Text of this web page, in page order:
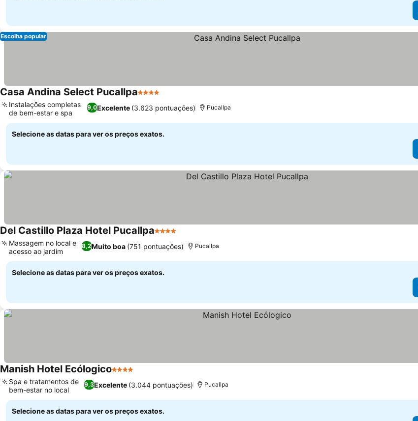
Escolha popular
Casa Andina Select Pucallpa4 Estrelas
9,0Excelente (3.623 pontuações)
Instalações completas
de bem-estar e spa
Pucallpa
Selecione as datas para ver os preços exatos.
Del Castillo Plaza Hotel Pucallpa4 Estrelas
8,2Muito boa (751 pontuações)
Massagem no local e
acesso ao jardim
Pucallpa
Selecione as datas para ver os preços exatos.
Manish Hotel Ecólogico4 Estrelas
9,3Excelente (3.044 pontuações)
Spa e tratamentos de
bem-estar no local
Pucallpa
Selecione as datas para ver os preços exatos.